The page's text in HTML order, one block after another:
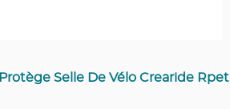
Protège Selle De Vélo Crearide Rpet